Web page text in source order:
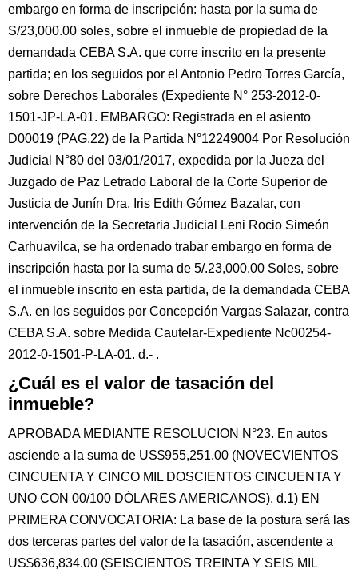
embargo en forma de inscripción: hasta por la suma de
S/23,000.00 soles, sobre el inmueble de propiedad de la
demandada CEBA S.A. que corre inscrito en la presente
partida; en los seguidos por el Antonio Pedro Torres García,
sobre Derechos Laborales (Expediente N° 253-2012-0-
1501-JP-LA-01. EMBARGO: Registrada en el asiento
D00019 (PAG.22) de la Partida N°12249004 Por Resolución
Judicial N°80 del 03/01/2017, expedida por la Jueza del
Juzgado de Paz Letrado Laboral de la Corte Superior de
Justicia de Junín Dra. Iris Edith Gómez Bazalar, con
intervención de la Secretaria Judicial Leni Rocio Simeón
Carhuavilca, se ha ordenado trabar embargo en forma de
inscripción hasta por la suma de 5/.23,000.00 Soles, sobre
el inmueble inscrito en esta partida, de la demandada CEBA
S.A. en los seguidos por Concepción Vargas Salazar, contra
CEBA S.A. sobre Medida Cautelar-Expediente Nc00254-
2012-0-1501-P-LA-01. d.- .
¿Cuál es el valor de tasación del
inmueble?
APROBADA MEDIANTE RESOLUCION N°23. En autos
asciende a la suma de US$955,251.00 (NOVECVIENTOS
CINCUENTA Y CINCO MIL DOSCIENTOS CINCUENTA Y
UNO CON 00/100 DÓLARES AMERICANOS). d.1) EN
PRIMERA CONVOCATORIA: La base de la postura será las
dos terceras partes del valor de la tasación, ascendente a
US$636,834.00 (SEISCIENTOS TREINTA Y SEIS MIL